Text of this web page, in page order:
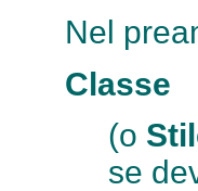
Nel
Classe
(o
se